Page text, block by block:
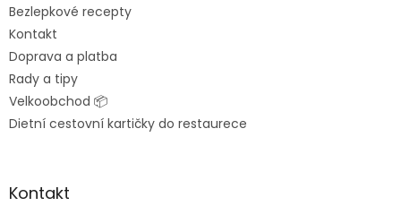
Bezlepkové recepty
Kontakt
Doprava a platba
Rady a tipy
Velkoobchod 📦
Dietní cestovní kartičky do restaurece
Kontakt